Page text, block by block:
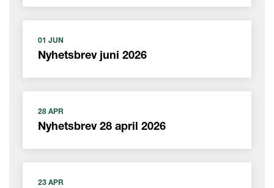
01 JUN
Nyhetsbrev juni 2026
28 APR
Nyhetsbrev 28 april 2026
23 APR